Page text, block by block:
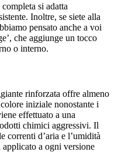
si adatta
Inoltre, se siete alla
pensato anche a voi
che aggiunge un tocco
o interno.
rinforzata offre almeno
iniziale nonostante i
effettuato a una
chimici aggressivi. Il
correnti d’aria e l’umidità
applicato a ogni versione